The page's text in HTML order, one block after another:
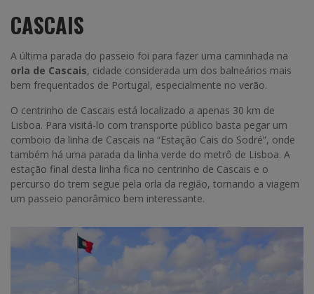
CASCAIS
A última parada do passeio foi para fazer uma caminhada na
orla de Cascais, cidade considerada um dos balneários mais
bem frequentados de Portugal, especialmente no verão.
O centrinho de Cascais está localizado a apenas 30 km de
Lisboa. Para visitá-lo com transporte público basta pegar um
comboio da linha de Cascais na “Estação Cais do Sodré”, onde
também há uma parada da linha verde do metrô de Lisboa. A
estação final desta linha fica no centrinho de Cascais e o
percurso do trem segue pela orla da região, tornando a viagem
um passeio panorâmico bem interessante.